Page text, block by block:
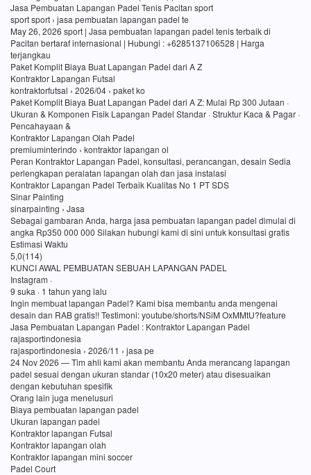
Jasa Pembuatan Lapangan Padel Tenis Pacitan sport
sport sport › jasa pembuatan lapangan padel te
May 26, 2026 sport | Jasa pembuatan lapangan padel tenis terbaik di
Pacitan bertaraf internasional | Hubungi : +6285137106528 | Harga
terjangkau
Paket Komplit Biaya Buat Lapangan Padel dari A Z
Kontraktor Lapangan Futsal
kontraktorfutsal › 2026/04 › paket ko
Paket Komplit Biaya Buat Lapangan Padel dari A Z: Mulai Rp 300 Jutaan ·
Ukuran & Komponen Fisik Lapangan Padel Standar · Struktur Kaca & Pagar ·
Pencahayaan &
Kontraktor Lapangan Olah Padel
premiuminterindo › kontraktor lapangan ol
Peran Kontraktor Lapangan Padel, konsultasi, perancangan, desain Sedia
perlengkapan peralatan lapangan olah dan jasa instalasi
Kontraktor Lapangan Padel Terbaik Kualitas No 1 PT SDS
Sinar Painting
sinarpainting › Jasa
Sebagai gambaran Anda, harga jasa pembuatan lapangan padel dimulai di
angka Rp350 000 000 Silakan hubungi kami di sini untuk konsultasi gratis
Estimasi Waktu
5,0(114)
KUNCI AWAL PEMBUATAN SEBUAH LAPANGAN PADEL
Instagram ·
9 suka · 1 tahun yang lalu
Ingin membuat lapangan Padel? Kami bisa membantu anda mengenai
desain dan RAB gratis!! Testimoni: youtube/shorts/NSiM OxMMtU?feature
Jasa Pembuatan Lapangan Padel : Kontraktor Lapangan Padel
rajasportindonesia
rajasportindonesia › 2026/11 › jasa pe
24 Nov 2026 — Tim ahli kami akan membantu Anda merancang lapangan
padel sesuai dengan ukuran standar (10x20 meter) atau disesuaikan
dengan kebutuhan spesifik
Orang lain juga menelusuri
Biaya pembuatan lapangan padel
Ukuran lapangan padel
Kontraktor lapangan Futsal
Kontraktor lapangan olah
Kontraktor lapangan mini soccer
Padel Court